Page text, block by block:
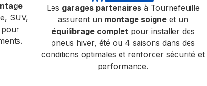
SUV,
pour
Les garages partenairesà Tournefeuille
assurent un montage soigné et un
équilibrage completpour installer des
pneus hiver, été ou 4 saisons dans des
conditions optimales et renforcer sécurité et
performance.